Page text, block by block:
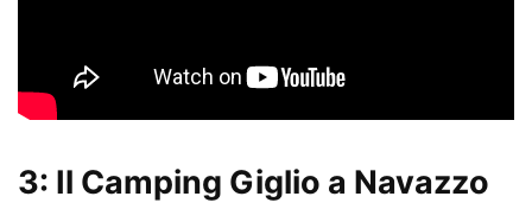
3: Il Camping Giglio a Navazzo